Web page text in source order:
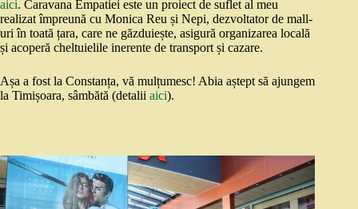
aici. Caravana Empatiei este un proiect de suflet al meu
realizat împreună cu Monica Reu și Nepi, dezvoltator de mall-
uri în toată țara, care ne găzduiește, asigură organizarea locală
și acoperă cheltuielile inerente de transport și cazare.
Așa a fost la Constanța, vă mulțumesc! Abia aștept să ajungem
la Timișoara, sâmbătă (detalii aici).